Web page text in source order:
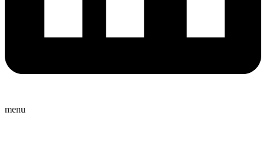
menu